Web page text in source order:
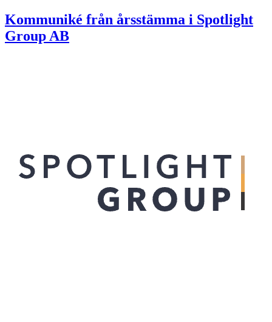
Kommuniké från årsstämma i Spotlight
Group AB